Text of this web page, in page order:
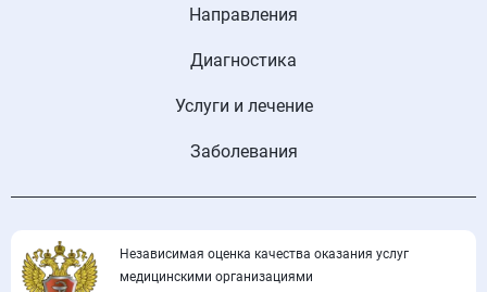
Независимая оценка качества оказания услуг
медицинскими организациями
Направления
Диагностика
Услуги и лечение
Заболевания